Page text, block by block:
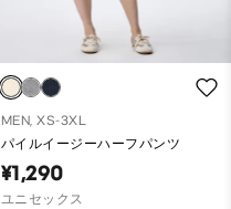
MEN, XS-3XL
パイルイージーハーフパンツ
¥1,290
ユニセックス